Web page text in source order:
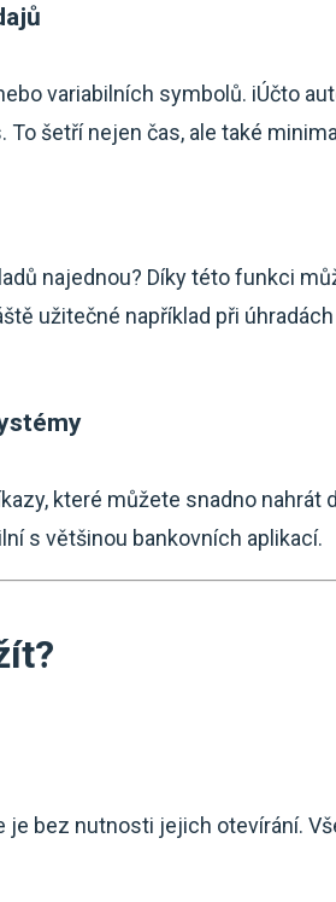
variabilních symbolů. iÚčto
To šetří nejen čas, ale také
najednou? Díky této funkci
užitečné například při
které můžete snadno
s většinou bankovních aplikací.
je bez nutnosti jejich otevírání.